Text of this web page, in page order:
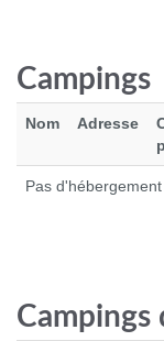
Campings
Nom Adresse
Pas d'hébergement
Campings